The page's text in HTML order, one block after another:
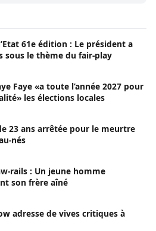
61e édition : Le président a
sous le thème du fair-play
Faye «a toute l’année 2027 pour
les élections locales
23 ans arrêtée pour le meurtre
nés
rails : Un jeune homme
son frère aîné
adresse de vives critiques à